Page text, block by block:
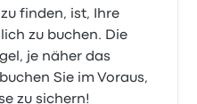
finden, ist, Ihre
zu buchen. Die
je näher das
Sie im Voraus,
zu sichern!